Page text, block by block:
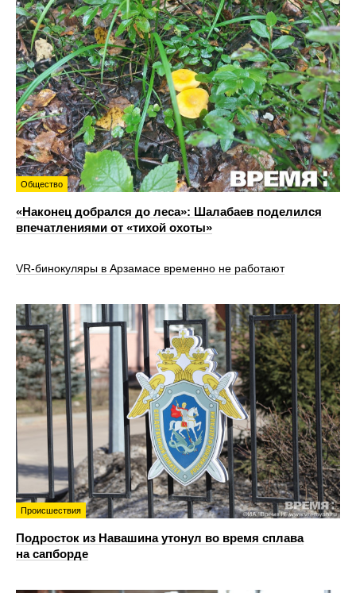
Общество
«Наконец добрался до леса»: Шалабаев поделился
впечатлениями от «тихой охоты»
VR‑бинокуляры в Арзамасе временно не работают
Происшествия
Подросток из Навашина утонул во время сплава
на сапборде